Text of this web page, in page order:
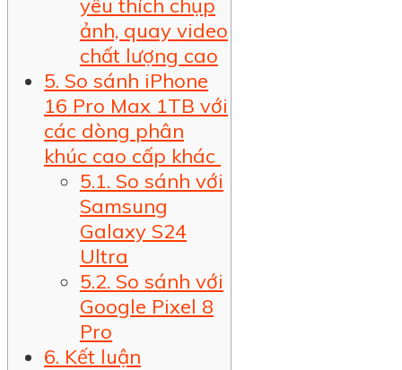
yêu thích chụp
ảnh, quay video
chất lượng cao
5. So sánh iPhone
16 Pro Max 1TB với
các dòng phân
khúc cao cấp khác
5.1. So sánh với
Samsung
Galaxy S24
Ultra
5.2. So sánh với
Google Pixel 8
Pro
6. Kết luận